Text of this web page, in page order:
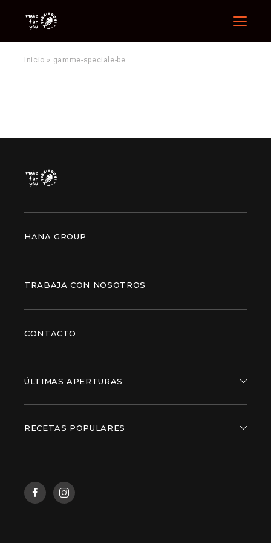
Menu
Inicio » gamme-speciale-be
HANA GROUP
TRABAJA CON NOSOTROS
CONTACTO
ÚLTIMAS APERTURAS
RECETAS POPULARES